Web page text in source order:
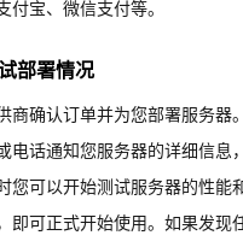
宝、微信支付等。
部署情况
商确认订单并为您部署服务器
电话通知您服务器的详细信息
您可以开始测试服务器的性能
即可正式开始使用。如果发现